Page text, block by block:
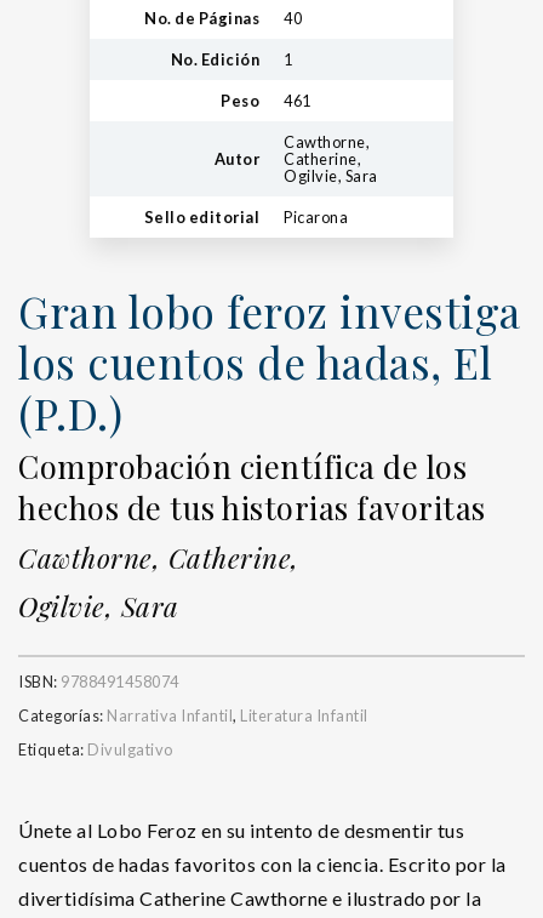
No. de Páginas 40
No. Edición 1
Peso 461
Autor
Cawthorne,
Catherine,
Ogilvie, Sara
Sello editorial Picarona
Gran lobo feroz investiga
los cuentos de hadas, El
(P.D.)
Comprobación científica de los
hechos de tus historias favoritas
Cawthorne, Catherine,
Ogilvie, Sara
ISBN: 9788491458074
Categorías: Narrativa Infantil, Literatura Infantil
Etiqueta: Divulgativo
Únete al Lobo Feroz en su intento de desmentir tus
cuentos de hadas favoritos con la ciencia. Escrito por la
divertidísima Catherine Cawthorne e ilustrado por la